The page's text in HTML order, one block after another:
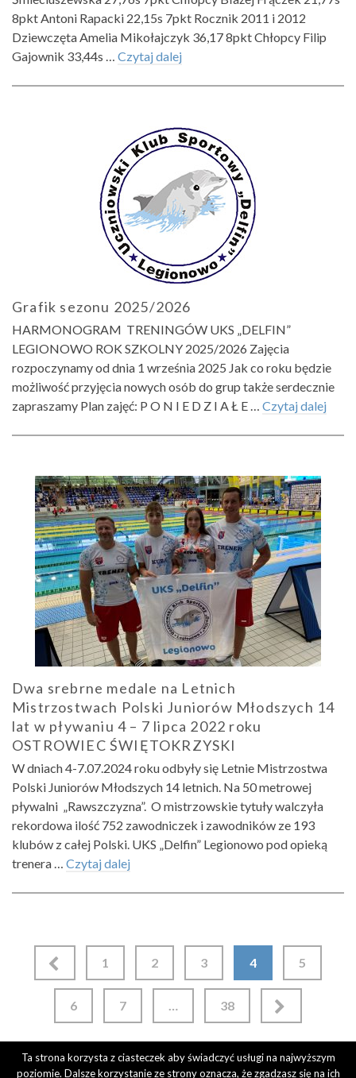
8pkt Antoni Rapacki 22,15s 7pkt Rocznik 2011 i 2012
Dziewczęta Amelia Mikołajczyk 36,17 8pkt Chłopcy Filip
Gajownik 33,44s … Czytaj dalej
Grafik sezonu 2025/2026
HARMONOGRAM TRENINGÓW UKS „DELFIN”
LEGIONOWO ROK SZKOLNY 2025/2026 Zajęcia
rozpoczynamy od dnia 1 września 2025 Jak co roku będzie
możliwość przyjęcia nowych osób do grup także serdecznie
zapraszamy Plan zajęć: P O N I E D Z I A Ł E … Czytaj dalej
Dwa srebrne medale na Letnich
Mistrzostwach Polski Juniorów Młodszych 14
lat w pływaniu 4 – 7 lipca 2022 roku
OSTROWIEC ŚWIĘTOKRZYSKI
W dniach 4-7.07.2024 roku odbyły się Letnie Mistrzostwa
Polski Juniorów Młodszych 14 letnich. Na 50 metrowej
pływalni „Rawszczyzna”. O mistrzowskie tytuły walczyła
rekordowa ilość 752 zawodniczek i zawodników ze 193
klubów z całej Polski. UKS „Delfin” Legionowo pod opieką
trenera … Czytaj dalej
Nawigacja
wpisach
1 2 3 4 5
6 7 … 38
Ta strona korzysta z ciasteczek aby świadczyć usługi na najwyższym
poziomie. Dalsze korzystanie ze strony oznacza, że zgadzasz się na ich